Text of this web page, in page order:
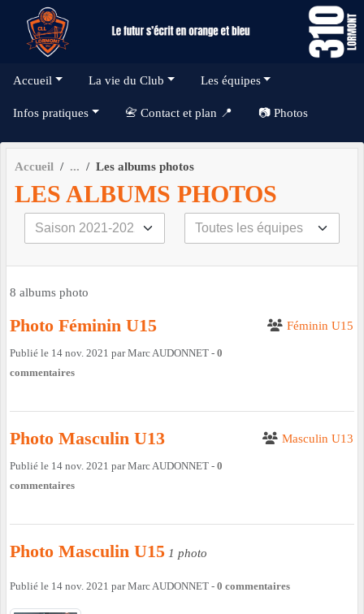
Accueil La vie du Club Les équipes
Infos pratiques 📇 Contact et plan 📍 📷 Photos
Accueil Les albums photos
LES ALBUMS PHOTOS
8 albums photo
Photo Féminin U15 Féminin U15
Publié le 14 nov. 2021 parMarc AUDONNET - 0
commentaires
Photo Masculin U13 Masculin U13
Publié le 14 nov. 2021 parMarc AUDONNET - 0
commentaires
Photo Masculin U15 1 photo
Publié le 14 nov. 2021 parMarc AUDONNET - 0 commentaires
Panneau de gestion des cookies